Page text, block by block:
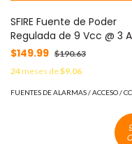
SFIRE Fuente de Poder
Regulada de 9 Vcc @ 3
Voltaje de Entrada de 100-
240 Vca / Para Usos
Múltiples / Video
Acceso, Asistencia,
$149.99 $190.63
24meses de$9.06
FUENTES DE ALARMAS / ACCESO /